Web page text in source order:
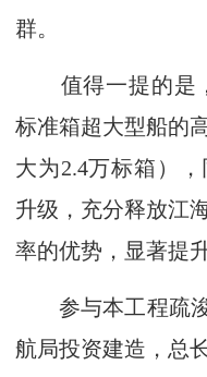
群。
值得一提的是，
标准箱超大型船的
大为2.4万标箱）
升级，充分释放江
率的优势，显著提
参与本工程疏浚
航局投资建造，总